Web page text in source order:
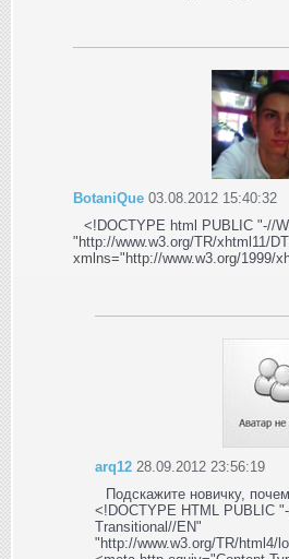
BotaniQue 03.08.2012 15:40:32
<!DOCTYPE html PUBLIC "-//
"http://www.w3.org/TR/xhtml11/
xmlns="http://www.w3.org/1999/
arq12 28.09.2012 23:56:19
Подскажите новичку,
<!DOCTYPE HTML PUBLIC
Transitional//EN"
"http://www.w3.org/TR/html4/